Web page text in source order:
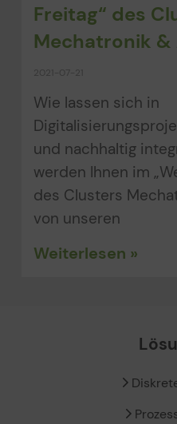
Freitag“ des
Mechatronik
2021-07-21
Wie lassen sich in
und nachhaltig
werden Ihnen im
des Clusters
von unseren
Weiterlesen »